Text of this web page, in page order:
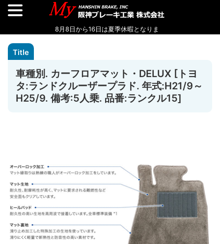
車種別. カーフロアマット・DELUX [トヨ
タ:ランドクルーザープラド. 年式:H21/9～
H25/9. 備考:5人乗. 品番:ランクル15]